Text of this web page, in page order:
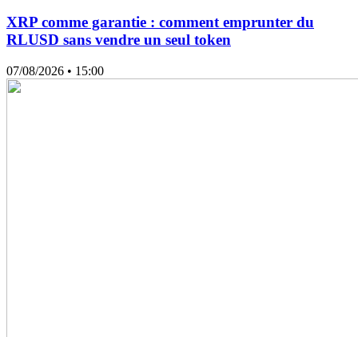
XRP comme garantie : comment emprunter du
RLUSD sans vendre un seul token
07/08/2026 • 15:00